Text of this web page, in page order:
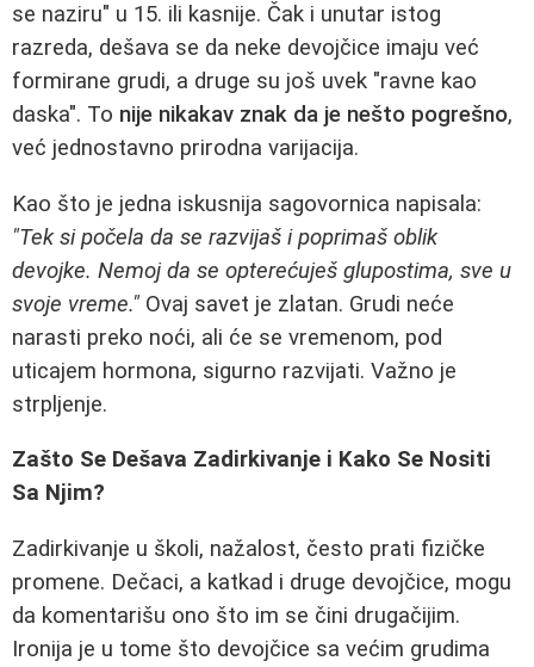
se naziru" u 15. ili kasnije. Čak i unutar istog
razreda, dešava se da neke devojčice imaju već
formirane grudi, a druge su još uvek "ravne kao
daska". To nije nikakav znak da je nešto pogrešno,
već jednostavno prirodna varijacija.
Kao što je jedna iskusnija sagovornica napisala:
"Tek si počela da se razvijaš i poprimaš oblik
devojke. Nemoj da se opterećuješ glupostima, sve u
svoje vreme." Ovaj savet je zlatan. Grudi neće
narasti preko noći, ali će se vremenom, pod
uticajem hormona, sigurno razvijati. Važno je
strpljenje.
Zašto Se Dešava Zadirkivanje i Kako Se Nositi
Sa Njim?
Zadirkivanje u školi, nažalost, često prati fizičke
promene. Dečaci, a katkad i druge devojčice, mogu
da komentarišu ono što im se čini drugačijim.
Ironija je u tome što devojčice sa većim grudima